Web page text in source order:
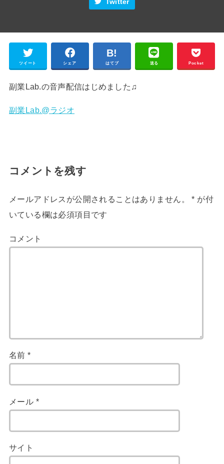
Twitter
ツイート シェア はてブ 送る Pocket
副業Lab.の音声配信はじめました♫
副業Lab.@ラジオ
コメントを残す
メールアドレスが公開されることはありません。 * が付
いている欄は必須項目です
コメント
名前*
メール *
サイト